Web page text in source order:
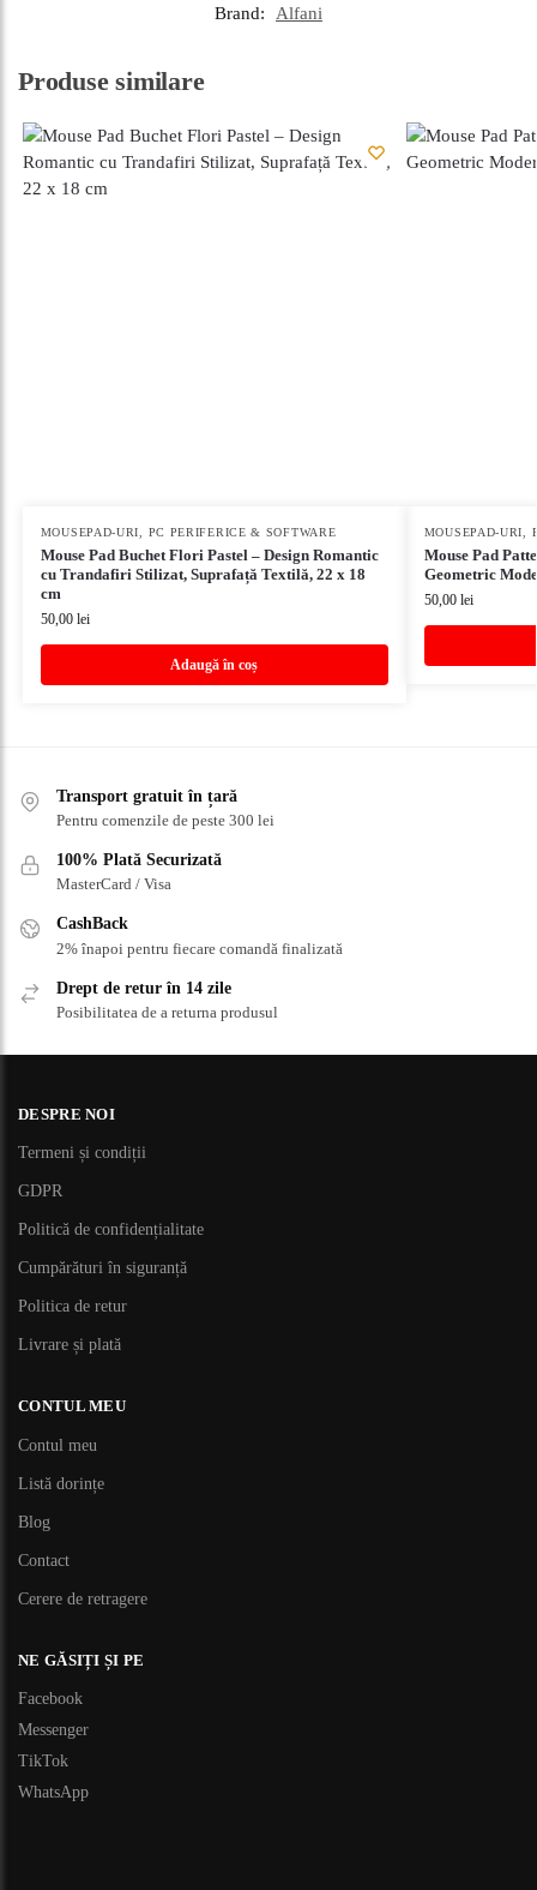
Brand:
Alfani
Produse similare
MOUSEPAD-URI PC PERIFERICE & SOFTWARE
Mouse Pad Buchet Flori Pastel – Design Romantic
cu Trandafiri Stilizat, Suprafață Textilă, 22 x 18
cm
50,00 lei
Adaugă în coș
MOUSEPAD-URI
Mouse Pad
Geometric
50,00 lei
Transport gratuit în țară
Pentru comenzile de peste 300 lei
100% Plată Securizată
MasterCard / Visa
CashBack
2% înapoi pentru fiecare comandă finalizată
Drept de retur în 14 zile
Posibilitatea de a returna produsul
DESPRE NOI
Termeni și condiții
GDPR
Politică de confidențialitate
Cumpărături în siguranță
Politica de retur
Livrare și plată
CONTUL MEU
Contul meu
Listă dorințe
Blog
Contact
Cerere de retragere
NE GĂSIȚI ȘI PE
Facebook
Messenger
TikTok
WhatsApp